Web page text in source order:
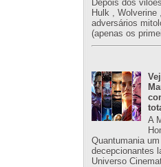
Depois dos
Hulk , Wolverine
adversários
(apenas os
A
Quantumania
decepcionantes
Universo